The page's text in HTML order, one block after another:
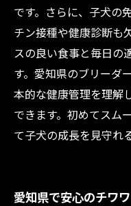
です。さらに、子犬の
チン接種や健康診断も
スの良い食事と毎日の
す。愛知県のブリーダ
本的な健康管理を理解
できます。初めてスム
て子犬の成長を見守れ
愛知県で安心のチワ